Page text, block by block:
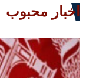
اخبار محبوب